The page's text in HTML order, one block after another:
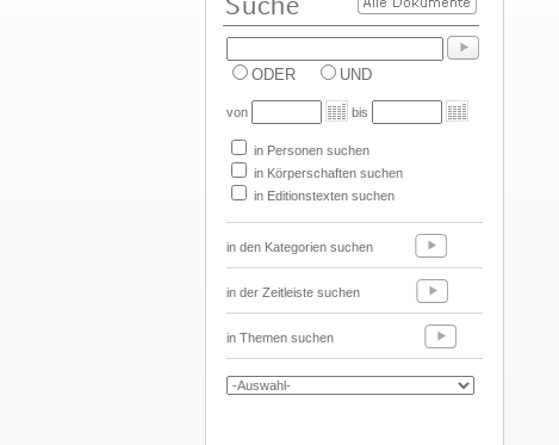
ODER UND
von bis
in Personen suchen
in Körperschaften suchen
in Editionstexten suchen
in den Kategorien suchen
in der Zeitleiste suchen
in Themen suchen